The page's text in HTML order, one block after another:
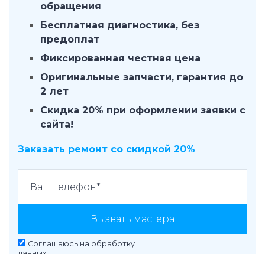
обращения
Бесплатная диагностика, без
предоплат
Фиксированная честная цена
Оригинальные запчасти, гарантия до
2 лет
Скидка 20% при оформлении заявки с
сайта!
Заказать ремонт со скидкой 20%
Вызвать мастера
Соглашаюсь на обработку